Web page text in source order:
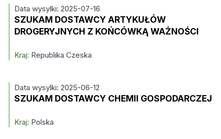
Data wysylki: 2025-07-16
SZUKAM DOSTAWCY ARTYKUŁÓW
DROGERYJNYCH Z KOŃCÓWKĄ WAŻNOŚCI
Kraj: Republika Czeska
Data wysylki: 2025-06-12
SZUKAM DOSTAWCY CHEMII GOSPODARCZEJ
Kraj: Polska